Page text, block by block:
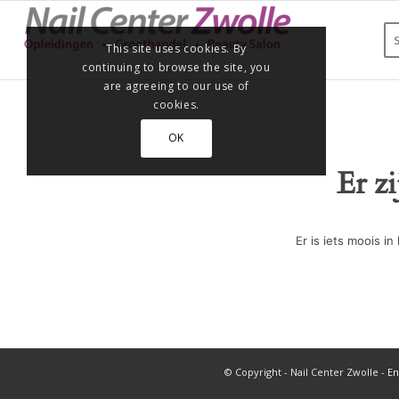
Er
Er is iets moois
© Copyright - Nail Center Zwolle -
This site uses cookies. By
continuing to browse the site, you
are agreeing to our use of
cookies.
OK